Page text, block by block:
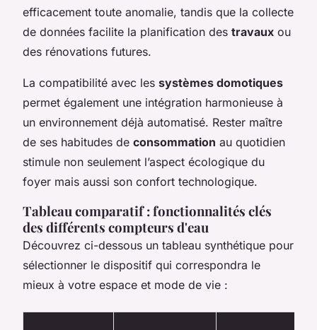
efficacement toute anomalie, tandis que la collecte
de données facilite la planification des travaux ou
des rénovations futures.
La compatibilité avec les systèmes domotiques
permet également une intégration harmonieuse à
un environnement déjà automatisé. Rester maître
de ses habitudes de consommation au quotidien
stimule non seulement l’aspect écologique du
foyer mais aussi son confort technologique.
Tableau comparatif : fonctionnalités clés
des différents compteurs d'eau
Découvrez ci-dessous un tableau synthétique pour
sélectionner le dispositif qui correspondra le
mieux à votre espace et mode de vie :